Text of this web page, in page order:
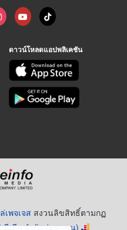
ดาวน์โหลดแอปพลิเคชัน
พจเจส สงวนลิขสิทธิ์ตามกฏ
มีเดีย จำกัด (มหาชน)